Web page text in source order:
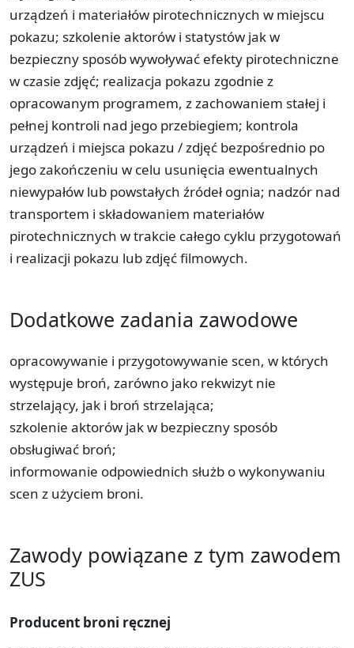
urządzeń i materiałów pirotechnicznych w miejscu
pokazu; szkolenie aktorów i statystów jak w
bezpieczny sposób wywoływać efekty pirotechniczne
w czasie zdjęć; realizacja pokazu zgodnie z
opracowanym programem, z zachowaniem stałej i
pełnej kontroli nad jego przebiegiem; kontrola
urządzeń i miejsca pokazu / zdjęć bezpośrednio po
jego zakończeniu w celu usunięcia ewentualnych
niewypałów lub powstałych źródeł ognia; nadzór nad
transportem i składowaniem materiałów
pirotechnicznych w trakcie całego cyklu przygotowań
i realizacji pokazu lub zdjęć filmowych.
Dodatkowe zadania zawodowe
opracowywanie i przygotowywanie scen, w których
występuje broń, zarówno jako rekwizyt nie
strzelający, jak i broń strzelająca;
szkolenie aktorów jak w bezpieczny sposób
obsługiwać broń;
informowanie odpowiednich służb o wykonywaniu
scen z użyciem broni.
Zawody powiązane z tym zawodem
ZUS
Producent broni ręcznej